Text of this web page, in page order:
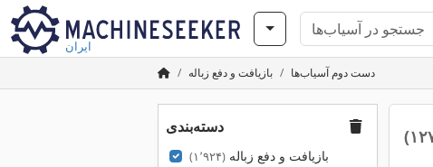
ایران
بازیافت و دفع زباله دست دوم آسیاب‌ها
دسته‌بندی
بازیافت و دفع زباله(۱٬۹۲۴)